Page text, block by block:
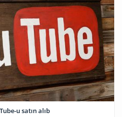
videoya görə YouTube-u satın alıb